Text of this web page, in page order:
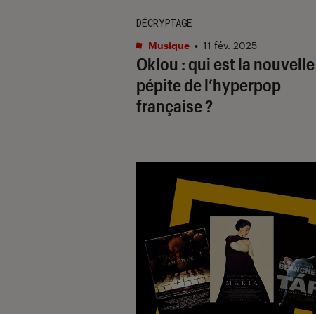
Oklou : qui est la nouvelle
pépite de l’hyperpop
française ?
DÉCRYPTAGE
Musique • 11 fév. 2025